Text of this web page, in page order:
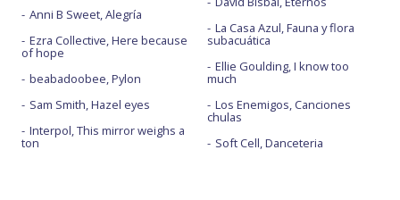
Anni B Sweet, Alegría
Ezra Collective, Here because
of hope
beabadoobee, Pylon
Sam Smith, Hazel eyes
Interpol, This mirror weighs a
ton
La Casa Azul, Fauna y flora
subacuática
Ellie Goulding, I know too
much
Los Enemigos, Canciones
chulas
Soft Cell, Danceteria